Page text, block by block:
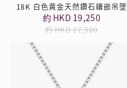
18K 白色黃金天然鑽石鑲嵌吊墜
約 HKD 19,250
約 HKD 27,500